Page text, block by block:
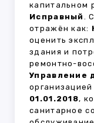
капитальном
Исправный .
отражён как:
оценить
здания и
ремонтно-
Управление
01.01.2018,
санитарное